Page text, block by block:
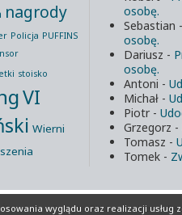
nagrody
Policja PUFFINS
stoisko
VI
Wierni
osobę.
Sebastian -
osobę.
Dariusz -
osobę.
Antoni -
Michał -
Piotr -
Grzegorz -
Tomasz -
Tomek -
Polityka Plików Cookies
wyglądu oraz realizacji usług